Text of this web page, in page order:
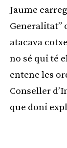
Jaume
Generalitat”
atacava
no sé qui té
entenc les
Conseller
que doni